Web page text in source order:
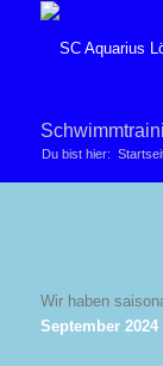
Du bist hier:
Wir haben
September 2024